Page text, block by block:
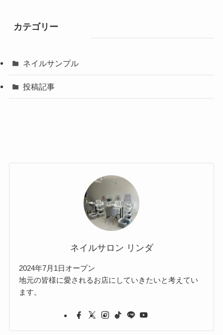
カテゴリー
ネイルサンプル
投稿記事
ネイルサロン リンダ
2024年7月1日オープン
地元の皆様に愛されるお店にしていきたいと考えてい
ます。